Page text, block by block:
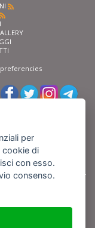
le fotografie recanti il
per
cookie di
con esso.
consenso.